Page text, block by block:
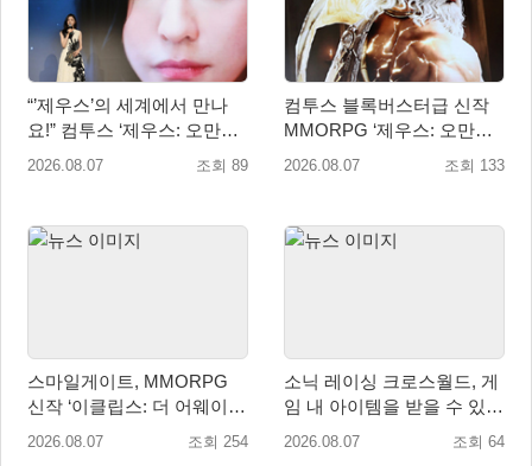
“’제우스’의 세계에서 만나
요!” 컴투스 ‘제우스: 오만의
신’ 쇼케이스 찾은 배우 박지
2026.08.07 조회 89
컴투스 블록버스터급 신작
MMORPG ‘제우스: 오만의
신’, 8월 26일 출시!
2026.08.07 조회 133
스마일게이트, MMORPG
신작 ‘이클립스: 더 어웨이크
닝’ 9월 10일 론칭!
2026.08.07 조회 254
소닉 레이싱 크로스월드, 게
임 내 아이템을 받을 수 있는
‘레전드 대회 라운드 7’ 개최!
2026.08.07 조회 64